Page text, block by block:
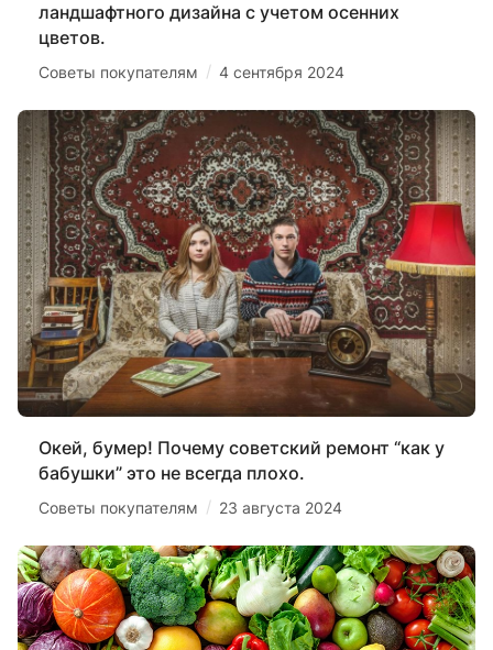
ландшафтного дизайна с учетом осенних
цветов.
Советы покупателям / 4 сентября 2024
Окей, бумер! Почему советский ремонт “как у
бабушки” это не всегда плохо.
Советы покупателям / 23 августа 2024